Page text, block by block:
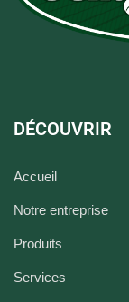
DÉCOUVRIR
Accueil
Notre entreprise
Produits
Services